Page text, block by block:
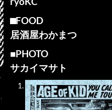
⬛︎FOOD
居酒屋わかまつ
■PHOTO
サカイマサト